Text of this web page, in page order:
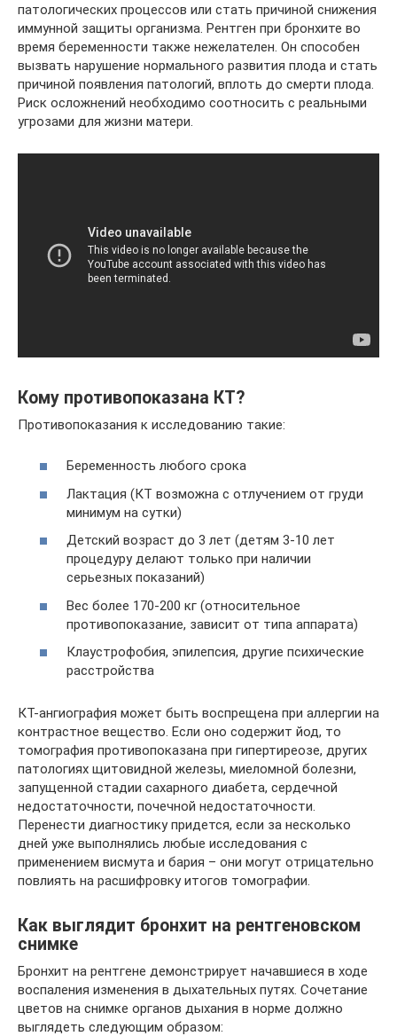
патологических процессов или стать причиной снижения
иммунной защиты организма. Рентген при бронхите во
время беременности также нежелателен. Он способен
вызвать нарушение нормального развития плода и стать
причиной появления патологий, вплоть до смерти плода.
Риск осложнений необходимо соотносить с реальными
угрозами для жизни матери.
Кому противопоказана КТ?
Противопоказания к исследованию такие:
Беременность любого срока
Лактация (КТ возможна с отлучением от груди
минимум на сутки)
Детский возраст до 3 лет (детям 3-10 лет
процедуру делают только при наличии
серьезных показаний)
Вес более 170-200 кг (относительное
противопоказание, зависит от типа аппарата)
Клаустрофобия, эпилепсия, другие психические
расстройства
КТ-ангиография может быть воспрещена при аллергии на
контрастное вещество. Если оно содержит йод, то
томография противопоказана при гипертиреозе, других
патологиях щитовидной железы, миеломной болезни,
запущенной стадии сахарного диабета, сердечной
недостаточности, почечной недостаточности.
Перенести диагностику придется, если за несколько
дней уже выполнялись любые исследования с
применением висмута и бария – они могут отрицательно
повлиять на расшифровку итогов томографии.
Как выглядит бронхит на рентгеновском
снимке
Бронхит на рентгене демонстрирует начавшиеся в ходе
воспаления изменения в дыхательных путях. Сочетание
цветов на снимке органов дыхания в норме должно
выглядеть следующим образом: